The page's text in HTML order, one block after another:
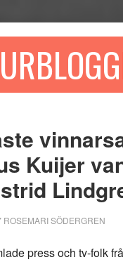
Kuijer
ROSEMARI SÖDERGREN
press och tv-folk